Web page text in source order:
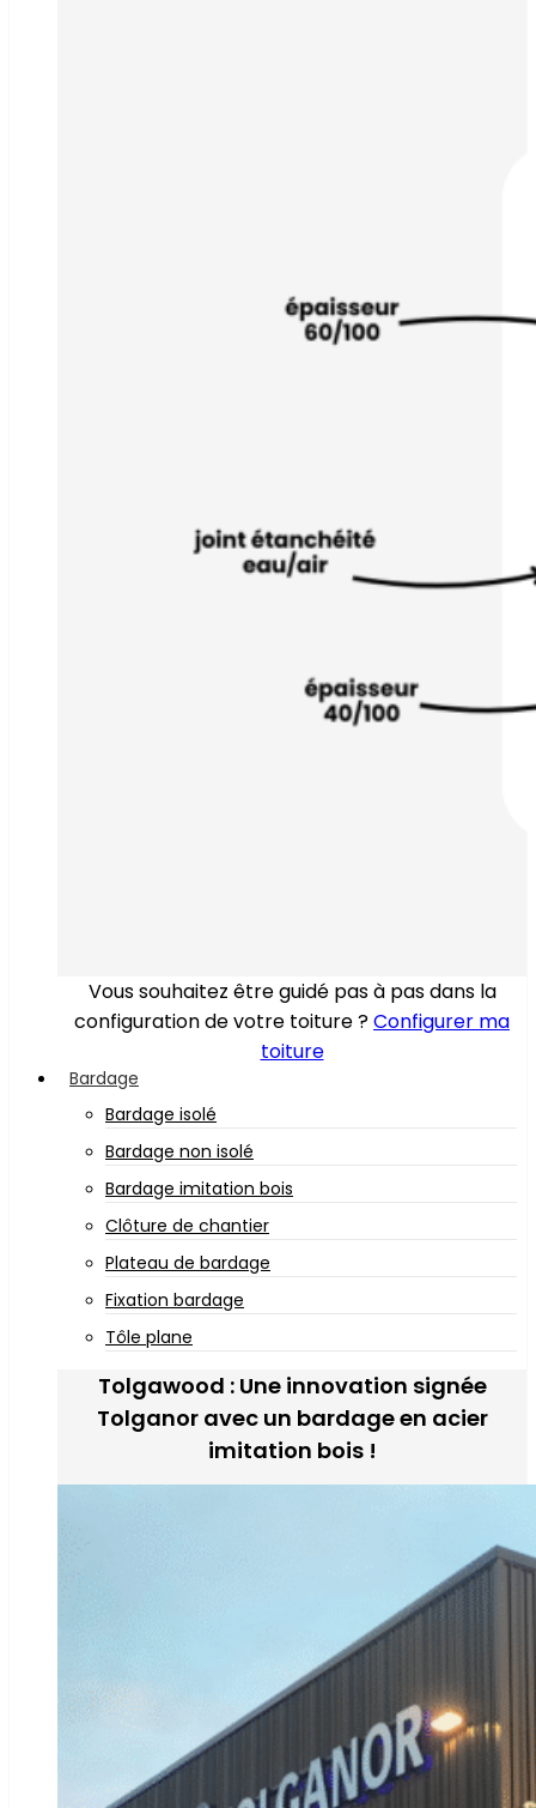
Vous souhaitez être guidé pas à pas dans la
configuration de votre toiture ?Configurer ma
toiture
Bardage
Bardage isolé
Bardage non isolé
Bardage imitation bois
Clôture de chantier
Plateau de bardage
Fixation bardage
Tôle plane
Tolgawood : Une innovation signée
Tolganor avec un bardage en acier
imitation bois !